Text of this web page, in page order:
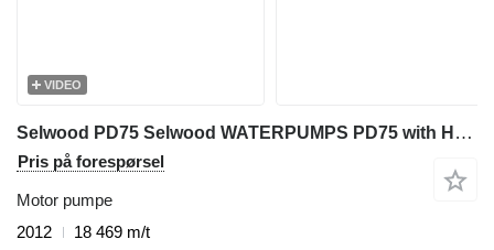
VIDEO
Selwood PD75 Selwood WATERPUMPS PD75 with Hatz
Pris på forespørsel
Motor pumpe
2012
18 469 m/t